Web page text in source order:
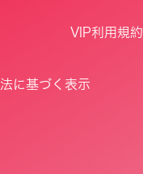
VIP利用規約
に基づく表示